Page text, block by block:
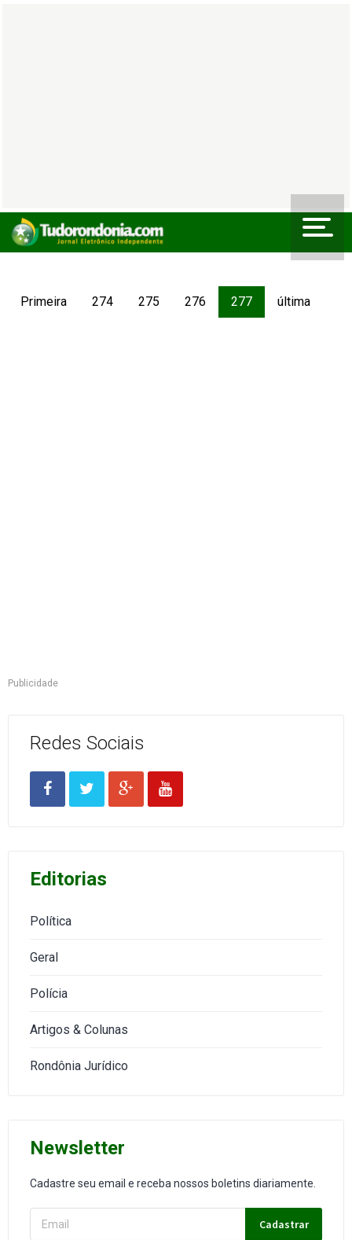
Primeira 274 275 276 277 última
Publicidade
Redes Sociais
Editorias
Política
Geral
Polícia
Artigos & Colunas
Rondônia Jurídico
Newsletter
Cadastre seu email e receba nossos boletins diariamente.
Cadastrar